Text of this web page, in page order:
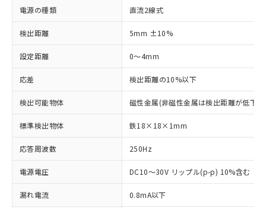
電源の種類 直流2線式
検出距離 5mm ±10%
設定距離 0～4mm
応差 検出距離の10%以下
検出可能物体 磁性金属(非磁性金属は検出距離が低下
標準検出物体 鉄18×18×1mm
応答周波数 250Hz
電源電圧 DC10～30V リップル(p-p) 10%含む
漏れ電流 0.8mA以下